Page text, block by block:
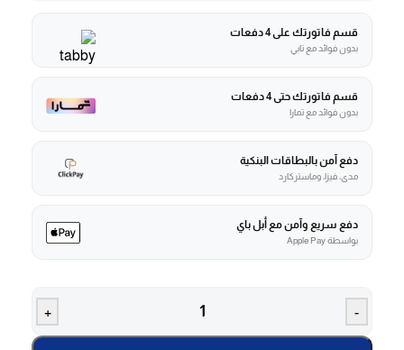
قسم فاتورتك على 4 دفعات
بدون فوائد مع تابي
قسم فاتورتك حتى 4 دفعات
بدون فوائد مع تمارا
دفع آمن بالبطاقات البنكية
مدى، فيزا، وماستركارد
دفع سريع وآمن مع أبل باي
بواسطة Apple Pay
-
+